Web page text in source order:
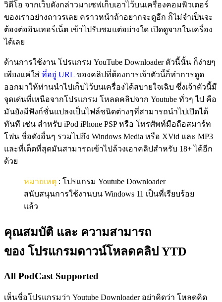
วิดีโอ จากเว็บดังกล่าวมาเซฟเก็บเอาไว้บนเครื่องคอมพิวเตอร์
ของเราอย่างถาวรเลย คราวหน้าถ้าอยากจะดูอีก ก็ไม่จำเป็นจะ
ต้องต่ออินเทอร์เน็ต เข้าไปรับชมแต่อย่างใด เปิดดูจากในเครื่อง
ได้เลย
ด้านการใช้งาน โปรแกรม YouTube Downloader ตัวนี้นั้น ก็ง่ายๆ
เพียงแค่ใส่ ที่อยู่ URL ของคลิปที่ต้องการเจ้าตัวนี้ก็ทำการดูด
ออกมาให้ท่านนำไปเก็บไว้บนเครื่องได้สบายใจเฉิบ ซึ่งเจ้าตัวนี้มี
จุดเด่นที่เหนือจากโปรแกรม โหลดคลิปจาก Youtube ทั่วๆ ไป คือ
มันยังมีฟังก์ชั่นแปลงเป็นไฟล์ชนิดต่างๆที่สามารถนำไปเปิดได้
ทันที เช่น สำหรับ iPod iPhone PSP หรือ โทรศัพท์มือถือสมาร์ท
โฟน ชื่อดังอื่นๆ รวมไปถึง Windows Media หรือ XVid และ MP3
และที่เด็ดที่สุดมันสามารถเข้าไปล้วงเอาคลิปสำหรับ 18+ ได้อีก
ด้วย
หมายเหตุ : โปรแกรม Youtube Downloader
สนับสนุนการใช้งานบน Windows 11 เป็นที่เรียบร้อย
แล้ว
คุณสมบัติ และ ความสามารถ
ของ โปรแกรมดาวน์โหลดคลิป YTD
All PodCast Supported
เห็นชื่อโปรแกรมว่า Youtube Downloader อย่าคิดว่า โหลดคิด